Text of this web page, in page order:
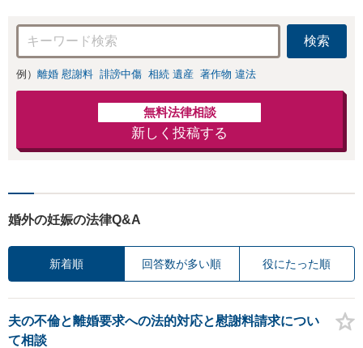
応可：開示請求の
意見照会が来たと
きの対処法、被害
者との示談交渉
検索
例） 離婚 慰謝料 誹謗中傷 相続 遺産 著作物 違法
無料法律相談
新しく投稿する
婚外の妊娠の法律Q&A
新着順 回答数が多い順 役にたった順
夫の不倫と離婚要求への法的対応と慰謝料請求につい
て相談